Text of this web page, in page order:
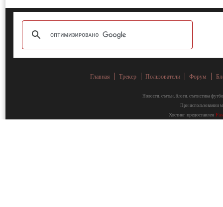
Главная Трекер Пользователи Форум
Новости, статьи, блоги, статистика
При использовании
Хостинг предоставлен